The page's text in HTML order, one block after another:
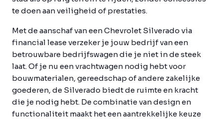
te doen aan veiligheid of prestaties.
Met de aanschaf van een Chevrolet Silverado via
financial lease verzeker je jouw bedrijf van een
betrouwbare bedrijfswagen die je niet in de steek
laat. Of je nu een vrachtwagen nodig hebt voor
bouwmaterialen, gereedschap of andere zakelijke
goederen, de Silverado biedt de ruimte en kracht
die je nodig hebt. De combinatie van design en
functionaliteit maakt het een aantrekkelijke keuze